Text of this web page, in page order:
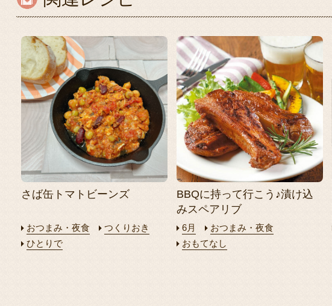
さば缶トマトビーンズ
おつまみ・夜食
つくりおき
ひとりで
BBQに持って行こう♪漬け込
みスペアリブ
6月
おつまみ・夜食
おもてなし